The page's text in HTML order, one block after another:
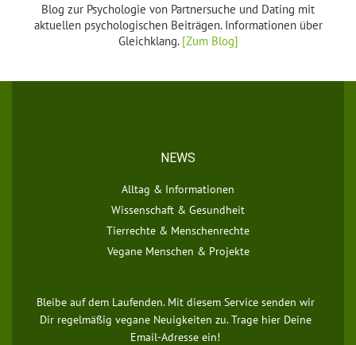
Blog zur Psychologie von Partnersuche und Dating mit
aktuellen psychologischen Beiträgen. Informationen über
Gleichklang. [Zum Blog]
NEWS
Alltag & Informationen
Wissenschaft & Gesundheit
Tierrechte & Menschenrechte
Vegane Menschen & Projekte
Bleibe auf dem Laufenden. Mit diesem Service senden wir
Dir regelmäßig vegane Neuigkeiten zu. Trage hier Deine
Email-Adresse ein!